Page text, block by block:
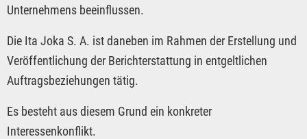
Unternehmens beeinflussen.
Die Ita Joka S. A. ist daneben im Rahmen der Erstellung und
Veröffentlichung der Berichterstattung in entgeltlichen
Auftragsbeziehungen tätig.
Es besteht aus diesem Grund ein konkreter
Interessenkonflikt.